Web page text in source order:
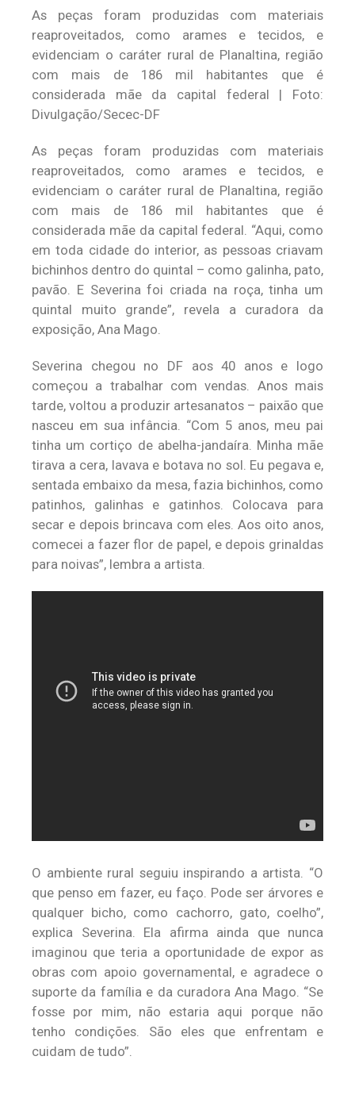
As peças foram produzidas com materiais
reaproveitados, como arames e tecidos, e
evidenciam o caráter rural de Planaltina, região
com mais de 186 mil habitantes que é
considerada mãe da capital federal | Foto:
Divulgação/Secec-DF
As peças foram produzidas com materiais
reaproveitados, como arames e tecidos, e
evidenciam o caráter rural de Planaltina, região
com mais de 186 mil habitantes que é
considerada mãe da capital federal. “Aqui, como
em toda cidade do interior, as pessoas criavam
bichinhos dentro do quintal – como galinha, pato,
pavão. E Severina foi criada na roça, tinha um
quintal muito grande”, revela a curadora da
exposição, Ana Mago.
Severina chegou no DF aos 40 anos e logo
começou a trabalhar com vendas. Anos mais
tarde, voltou a produzir artesanatos – paixão que
nasceu em sua infância. “Com 5 anos, meu pai
tinha um cortiço de abelha-jandaíra. Minha mãe
tirava a cera, lavava e botava no sol. Eu pegava e,
sentada embaixo da mesa, fazia bichinhos, como
patinhos, galinhas e gatinhos. Colocava para
secar e depois brincava com eles. Aos oito anos,
comecei a fazer flor de papel, e depois grinaldas
para noivas”, lembra a artista.
O ambiente rural seguiu inspirando a artista. “O
que penso em fazer, eu faço. Pode ser árvores e
qualquer bicho, como cachorro, gato, coelho”,
explica Severina. Ela afirma ainda que nunca
imaginou que teria a oportunidade de expor as
obras com apoio governamental, e agradece o
suporte da família e da curadora Ana Mago. “Se
fosse por mim, não estaria aqui porque não
tenho condições. São eles que enfrentam e
cuidam de tudo”.